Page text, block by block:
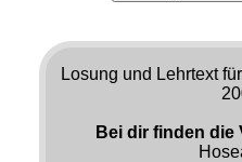
Losung und Lehrtext
Bei dir finden die